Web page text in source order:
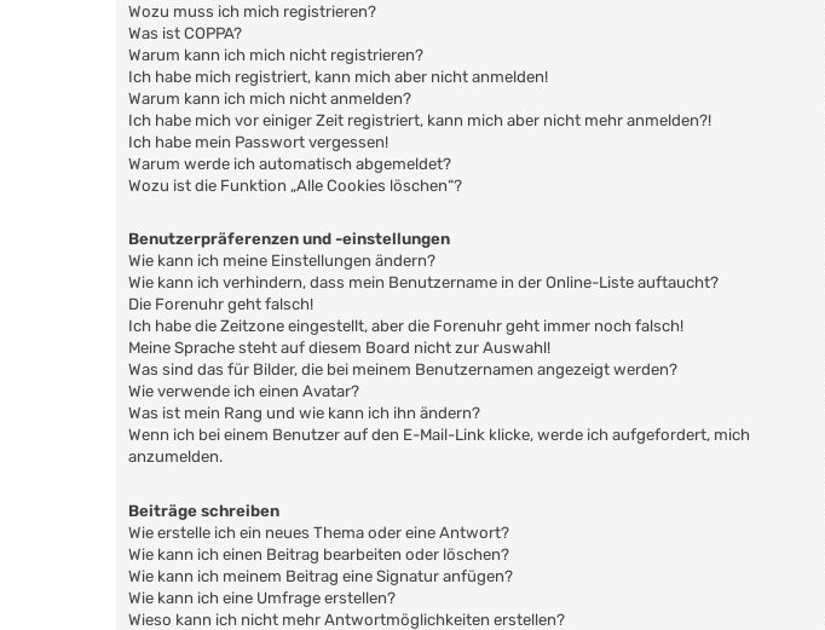
Wozu muss ich mich registrieren?
Was ist COPPA?
Warum kann ich mich nicht registrieren?
Ich habe mich registriert, kann mich aber nicht anmelden!
Warum kann ich mich nicht anmelden?
Ich habe mich vor einiger Zeit registriert, kann mich aber nicht mehr anmelden?!
Ich habe mein Passwort vergessen!
Warum werde ich automatisch abgemeldet?
Wozu ist die Funktion „Alle Cookies löschen“?
Benutzerpräferenzen und -einstellungen
Wie kann ich meine Einstellungen ändern?
Wie kann ich verhindern, dass mein Benutzername in der Online-Liste auftaucht?
Die Forenuhr geht falsch!
Ich habe die Zeitzone eingestellt, aber die Forenuhr geht immer noch falsch!
Meine Sprache steht auf diesem Board nicht zur Auswahl!
Was sind das für Bilder, die bei meinem Benutzernamen angezeigt werden?
Wie verwende ich einen Avatar?
Was ist mein Rang und wie kann ich ihn ändern?
Wenn ich bei einem Benutzer auf den E-Mail-Link klicke, werde ich aufgefordert, mich
anzumelden.
Beiträge schreiben
Wie erstelle ich ein neues Thema oder eine Antwort?
Wie kann ich einen Beitrag bearbeiten oder löschen?
Wie kann ich meinem Beitrag eine Signatur anfügen?
Wie kann ich eine Umfrage erstellen?
Wieso kann ich nicht mehr Antwortmöglichkeiten erstellen?